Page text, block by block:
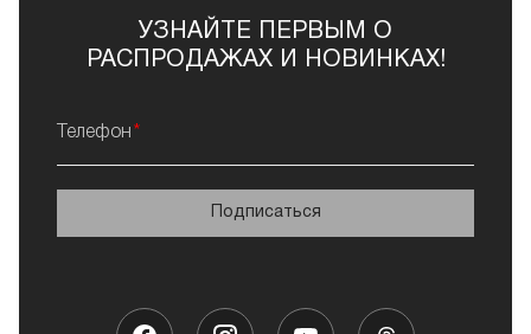
УЗНАЙТЕ ПЕРВЫМ О
РАСПРОДАЖАХ И НОВИНКАХ!
Телефон
Подписаться